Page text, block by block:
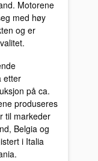
Motorene
med høy
og er
etter
på ca.
produseres
til markeder
Belgia og
i Italia